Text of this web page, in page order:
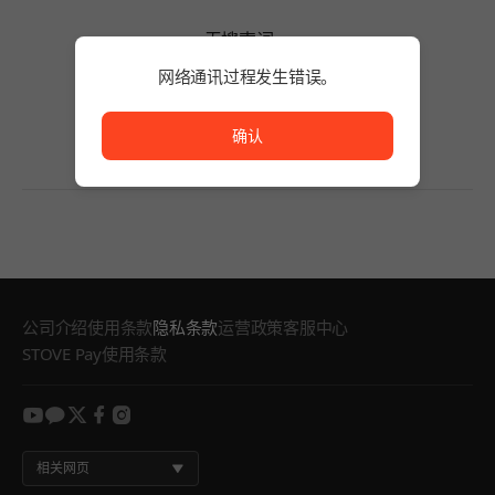
无搜索词。
请缩短搜索词的字数或变更筛选条件。
公司介绍使用条款隐私条款运营政策客服中心
STOVE Pay使用条款
youtube
kakao
twitter
facebook
instagram
相关网页
网络通讯过程发生错误。
确认